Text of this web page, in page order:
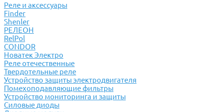
Реле и аксессуары
Finder
Shenler
РЕЛЕОН
RelPol
CONDOR
Новатек Электро
Реле отечественные
Твердотельные реле
Устройство защиты электродвигателя
Помехоподавляющие фильтры
Устройство мониторинга и защиты
Силовые диоды